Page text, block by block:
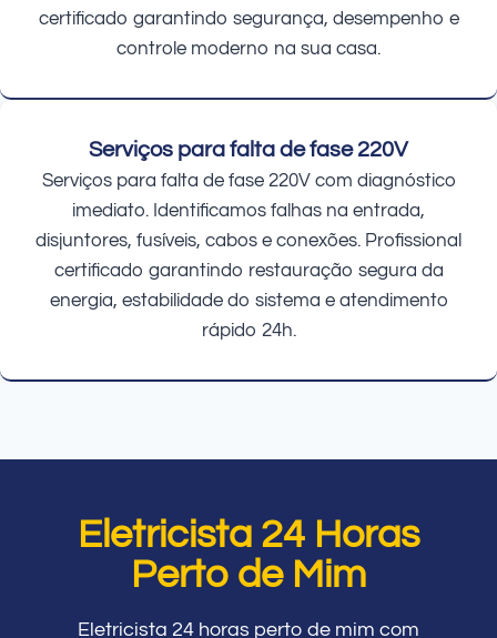
certificado garantindo segurança, desempenho e
controle moderno na sua casa.
Serviços para falta de fase 220V
Serviços para falta de fase 220V com diagnóstico
imediato. Identificamos falhas na entrada,
disjuntores, fusíveis, cabos e conexões. Profissional
certificado garantindo restauração segura da
energia, estabilidade do sistema e atendimento
rápido 24h.
Eletricista 24 Horas
Perto de Mim
Eletricista 24 horas perto de mim com